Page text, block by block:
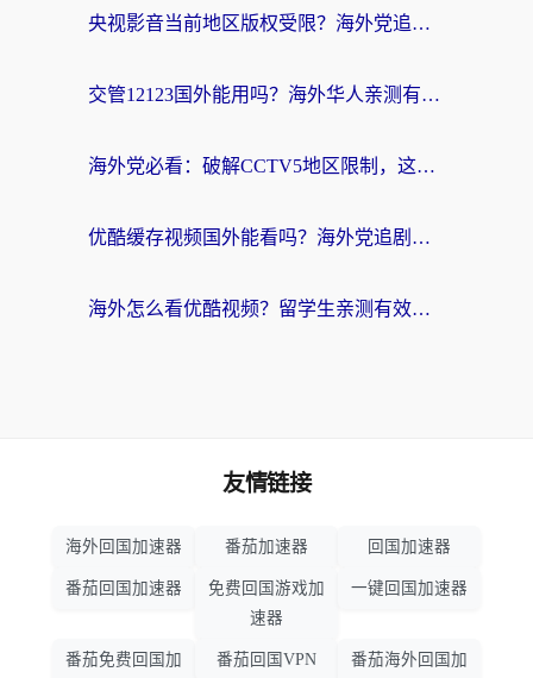
央视影音当前地区版权受限？海外党追剧看片的终极解决方案来了
交管12123国外能用吗？海外华人亲测有效的回国加速器选择指南
海外党必看：破解CCTV5地区限制，这样看欧洲杯奥运直播才够爽！
优酷缓存视频国外能看吗？海外党追剧看片的终极解决方案来了
海外怎么看优酷视频？留学生亲测有效的回国加速器选择指南
友情链接
海外回国加速器 番茄加速器 回国加速器
番茄回国加速器
免费回国游戏加
速器
一键回国加速器
番茄免费回国加 番茄回国VPN 番茄海外回国加